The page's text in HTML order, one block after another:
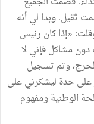
ثقيل. وبدا لي أنه
«إذا كان رئيس
مشاكل فإني لا
وتم تسجيل
على حدة ليشكرني على
الوطنية ومفهوم